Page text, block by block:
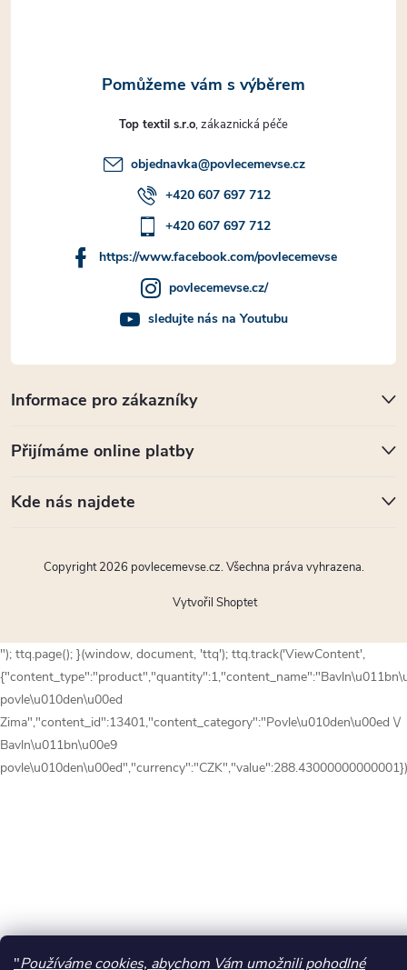
"Používáme cookies, abychom Vám umožnili pohodlné
Informace pro zákazníky
Přijímáme online platby
Kde nás najdete
Top textil s.r.o
objednavka@povlecemevse.cz
+420 607 697 712
+420 607 697 712
https://www.facebook.com/povlecemevse
povlecemevse.cz/
sledujte nás na Youtubu
Vytvořil Shoptet
Copyright 2026 povlecemevse.cz. Všechna práva vyhrazena.
"); ttq.page(); }(window, document, 'ttq'); ttq.track('ViewContent',
povle\u010den\u00ed
Zima","content_id":13401,"content_category":"Povle\u010den\u00ed \/
Bavln\u011bn\u00e9